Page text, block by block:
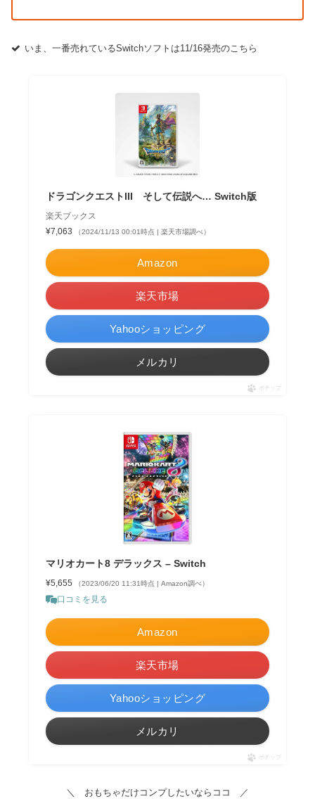
いま、一番売れているSwitchソフトは11/16発売のこちら
ドラゴンクエストIII そして伝説へ… Switch版
楽天ブックス
¥7,063
（2024/11/13 00:01時点 | 楽天市場調べ）
Amazon
楽天市場
Yahooショッピング
メルカリ
ポチップ
マリオカート8 デラックス – Switch
¥5,655 （2023/06/20 11:31時点 | Amazon調べ）
口コミを見る
Amazon
楽天市場
Yahooショッピング
メルカリ
ポチップ
＼ おもちゃだけコンプしたいならココ ／